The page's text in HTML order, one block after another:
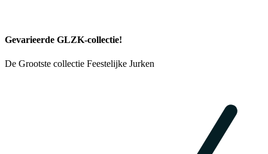
Gevarieerde GLZK-collectie!
De Grootste collectie Feestelijke Jurken